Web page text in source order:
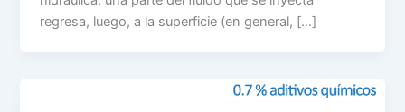
regresa, luego, a la superficie (en general, […]